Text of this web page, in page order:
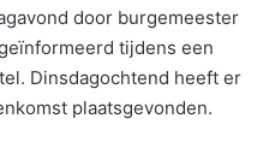
door burgemeester
tijdens een
Dinsdagochtend heeft er
plaatsgevonden.